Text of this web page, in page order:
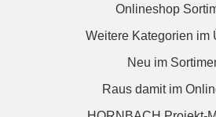
Onlineshop
Weitere Kategorien im
Neu im
Raus damit im